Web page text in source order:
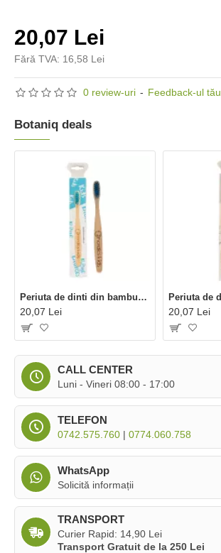
0 review-uri - Feedback-ul tău
20,07 Lei
Fără TVA: 16,58 Lei
CALL CENTER
Luni - Vineri 08:00 - 17:00
TELEFON
0742.575.760 | 0774.060.758
WhatsApp
Solicită informații
TRANSPORT
Curier Rapid: 14,90 Lei
Transport Gratuit de la 250 Lei
Botaniq deals
Periuta de dinti din bambus pentru copii, albastra, Nordics
20,07 Lei 20,07 Lei